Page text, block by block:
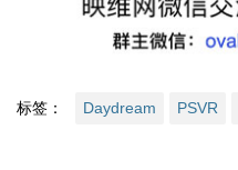
标签： Daydream PSVR